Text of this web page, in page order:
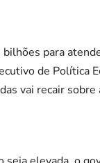
para
de Política
vai recair